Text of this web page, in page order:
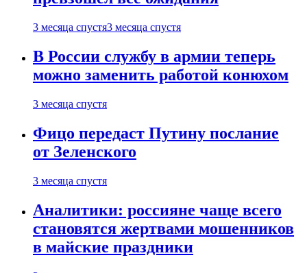
3 месяца спустя3 месяца спустя
В России службу в армии теперь
можно заменить работой конюхом
3 месяца спустя
Фицо передаст Путину послание
от Зеленского
3 месяца спустя
Аналитики: россияне чаще всего
становятся жертвами мошенников
в майские праздники